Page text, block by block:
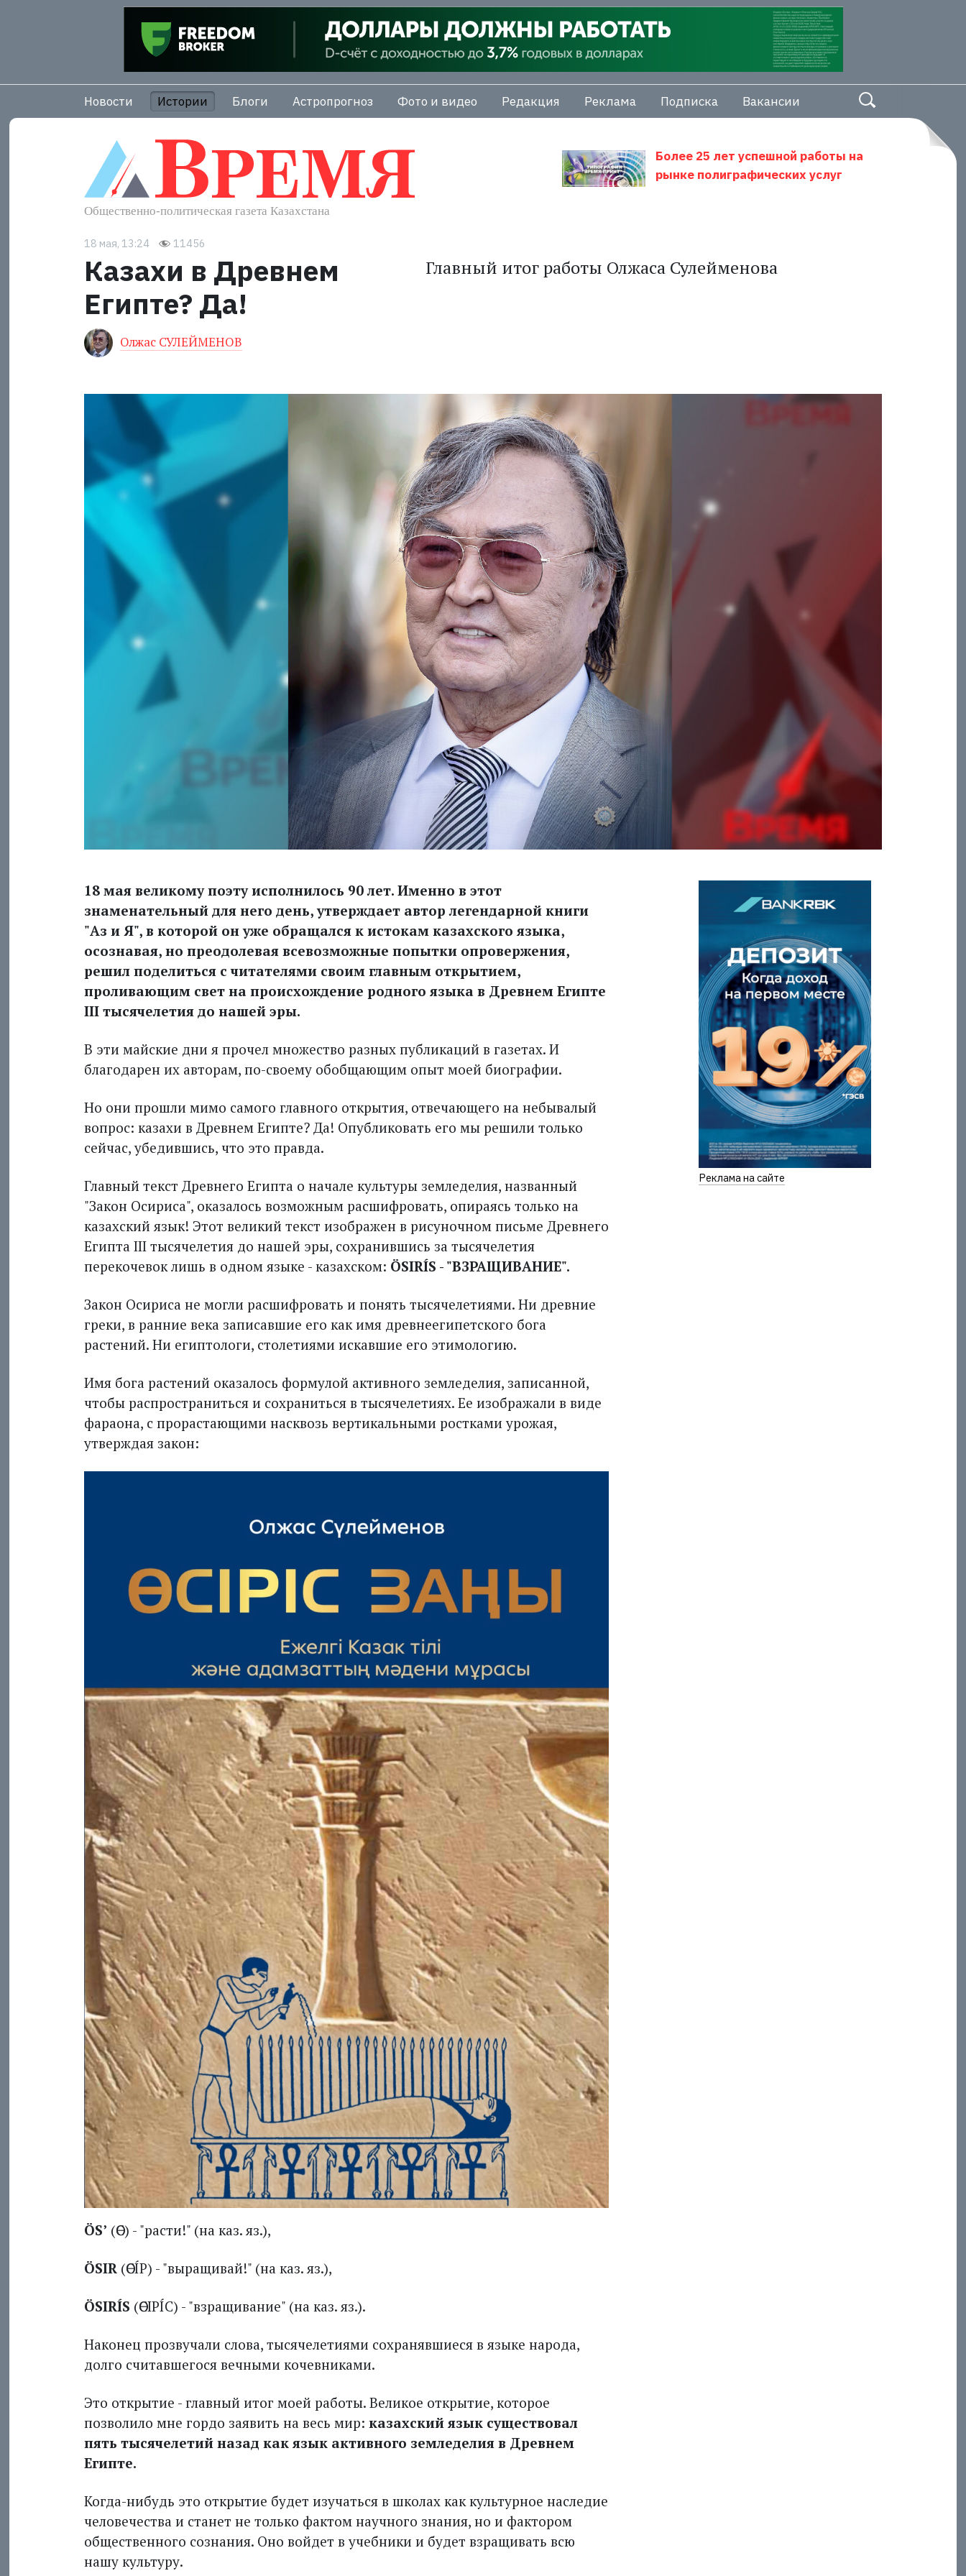
Новости Истории Блоги Астропрогноз Фото и видео Редакция Реклама Подписка Вакансии
Более 25 лет успешной работы на
рынке полиграфических услуг
18 мая, 13:24 11456
Казахи в Древнем
Египте? Да!
Олжас СУЛЕЙМЕНОВ
Главный итог работы Олжаса Сулейменова
18 мая великому поэту исполнилось 90 лет. Именно в этот
знаменательный для него день, утверждает автор легендарной книги
"Аз и Я", в которой он уже обращался к истокам казахского языка,
осознавая, но преодолевая всевозможные попытки опровержения,
решил поделиться с читателями своим главным открытием,
проливающим свет на происхождение родного языка в Древнем Египте
III тысячелетия до нашей эры.
В эти майские дни я прочел множество разных публикаций в газетах. И
благодарен их авторам, по-своему обобщающим опыт моей биографии.
Но они прошли мимо самого главного открытия, отвечающего на небывалый
вопрос: казахи в Древнем Египте? Да! Опубликовать его мы решили только
сейчас, убедившись, что это правда.
Главный текст Древнего Египта о начале культуры земледелия, названный
"Закон Осириса", оказалось возможным расшифровать, опираясь только на
казахский язык! Этот великий текст изображен в рисуночном письме Древнего
Египта III тысячелетия до нашей эры, сохранившись за тысячелетия
перекочевок лишь в одном языке - казахском: ÖSIRÍS - "ВЗРАЩИВАНИЕ".
Закон Осириса не могли расшифровать и понять тысячелетиями. Ни древние
греки, в ранние века записавшие его как имя древнеегипетского бога
растений. Ни египтологи, столетиями искавшие его этимологию.
Имя бога растений оказалось формулой активного земледелия, записанной,
чтобы распространиться и сохраниться в тысячелетиях. Ее изображали в виде
фараона, с прорастающими насквозь вертикальными ростками урожая,
утверждая закон:
ÖS’ (ӨС) - "расти!" (на каз. яз.),
ÖSIR (ӨСÍР) - "выращивай!" (на каз. яз.),
ÖSIRÍS (ӨСІРÍС) - "взращивание" (на каз. яз.).
Наконец прозвучали слова, тысячелетиями сохранявшиеся в языке народа,
долго считавшегося вечными кочевниками.
Это открытие - главный итог моей работы. Великое открытие, которое
позволило мне гордо заявить на весь мир: казахский язык существовал
пять тысячелетий назад как язык активного земледелия в Древнем
Египте.
Когда-нибудь это открытие будет изучаться в школах как культурное наследие
человечества и станет не только фактом научного знания, но и фактором
общественного сознания. Оно войдет в учебники и будет взращивать всю
нашу культуру.
Реклама на сайте